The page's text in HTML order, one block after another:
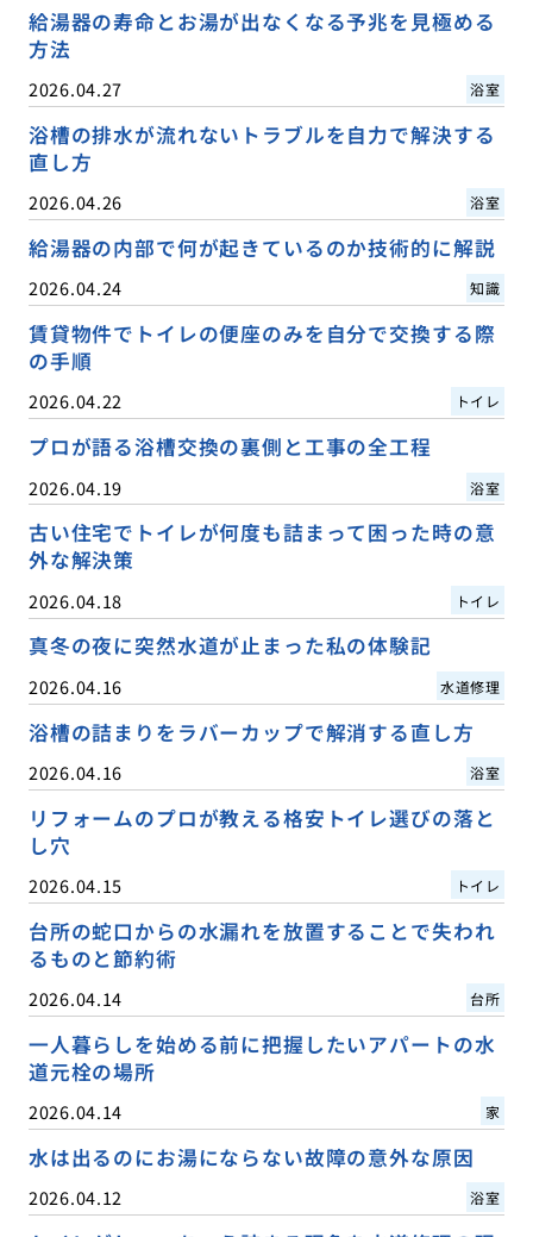
給湯器の寿命とお湯が出なくなる予兆を見極める
方法
2026.04.27 浴室
浴槽の排水が流れないトラブルを自力で解決する
直し方
2026.04.26 浴室
給湯器の内部で何が起きているのか技術的に解説
2026.04.24 知識
賃貸物件でトイレの便座のみを自分で交換する際
の手順
2026.04.22 トイレ
プロが語る浴槽交換の裏側と工事の全工程
2026.04.19 浴室
古い住宅でトイレが何度も詰まって困った時の意
外な解決策
2026.04.18 トイレ
真冬の夜に突然水道が止まった私の体験記
2026.04.16 水道修理
浴槽の詰まりをラバーカップで解消する直し方
2026.04.16 浴室
リフォームのプロが教える格安トイレ選びの落と
し穴
2026.04.15 トイレ
台所の蛇口からの水漏れを放置することで失われ
るものと節約術
2026.04.14 台所
一人暮らしを始める前に把握したいアパートの水
道元栓の場所
2026.04.14 家
水は出るのにお湯にならない故障の意外な原因
2026.04.12 浴室